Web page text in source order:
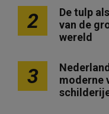
2
De tulp
van de
wereld
3
moderne